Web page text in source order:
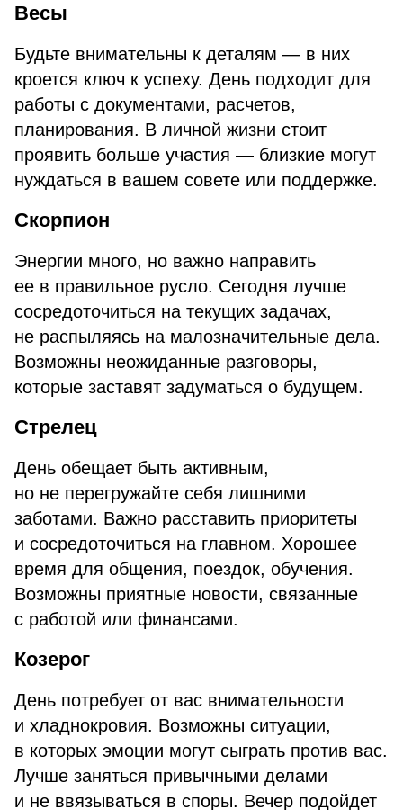
Весы
Будьте внимательны к деталям — в них
кроется ключ к успеху. День подходит для
работы с документами, расчетов,
планирования. В личной жизни стоит
проявить больше участия — близкие могут
нуждаться в вашем совете или поддержке.
Скорпион
Энергии много, но важно направить
ее в правильное русло. Сегодня лучше
сосредоточиться на текущих задачах,
не распыляясь на малозначительные дела.
Возможны неожиданные разговоры,
которые заставят задуматься о будущем.
Стрелец
День обещает быть активным,
но не перегружайте себя лишними
заботами. Важно расставить приоритеты
и сосредоточиться на главном. Хорошее
время для общения, поездок, обучения.
Возможны приятные новости, связанные
с работой или финансами.
Козерог
День потребует от вас внимательности
и хладнокровия. Возможны ситуации,
в которых эмоции могут сыграть против вас.
Лучше заняться привычными делами
и не ввязываться в споры. Вечер подойдет